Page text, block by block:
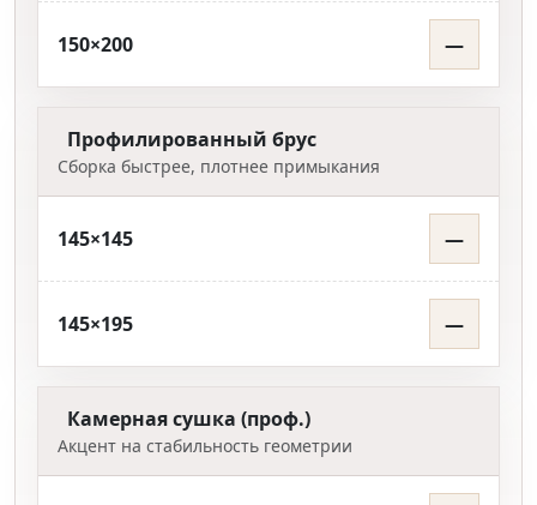
150×200 —
Профилированный брус
Сборка быстрее, плотнее примыкания
145×145 —
145×195 —
Камерная сушка (проф.)
Акцент на стабильность геометрии